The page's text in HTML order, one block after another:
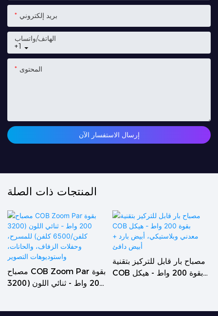
بريد إلكتروني
+1
الهاتف/واتساب
المحتوى
إرسال الاستفسار الآن
المنتجات ذات الصلة
مصباح COB Zoom Par بقوة
200 واط - ثنائي اللون (3200
مصباح بار قابل للتركيز بتقنية
COB بقوة 200 واط - هيكل